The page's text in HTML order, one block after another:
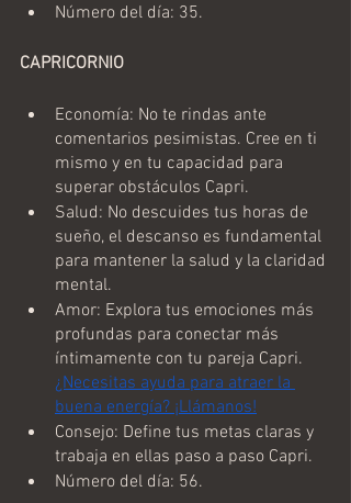
Número del día: 35.
CAPRICORNIO
Economía: No te rindas ante
comentarios pesimistas. Cree en ti
mismo y en tu capacidad para
superar obstáculos Capri.
Salud: No descuides tus horas de
sueño, el descanso es fundamental
para mantener la salud y la claridad
mental.
Amor: Explora tus emociones más
profundas para conectar más
íntimamente con tu pareja Capri.
¿Necesitas ayuda para atraer la
buena energía? ¡Llámanos!
Consejo: Define tus metas claras y
trabaja en ellas paso a paso Capri.
Número del día: 56.